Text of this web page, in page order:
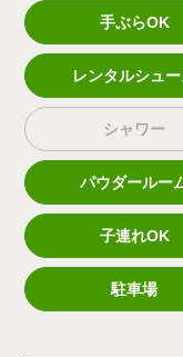
手ぶらOK
レンタルシュ
シャワー
パウダールー
子連れOK
駐車場